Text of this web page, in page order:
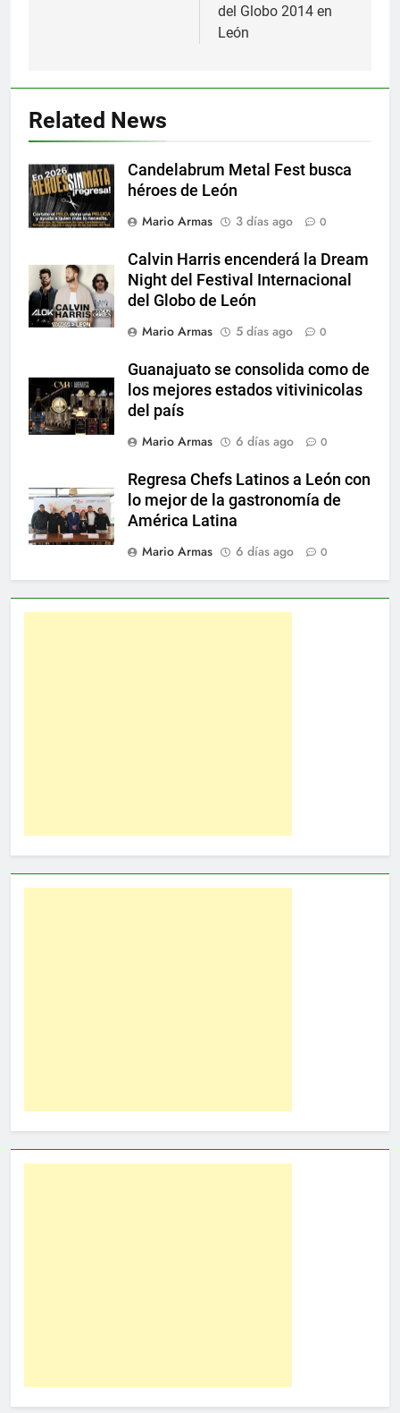
del Globo 2014 en
León
Related News
Candelabrum Metal Fest busca
héroes de León
Mario Armas
3 días ago 0
Calvin Harris encenderá la Dream
Night del Festival Internacional
del Globo de León
Mario Armas
5 días ago 0
Guanajuato se consolida como de
los mejores estados vitivinicolas
del país
Mario Armas
6 días ago 0
Regresa Chefs Latinos a León con
lo mejor de la gastronomía de
América Latina
Mario Armas
6 días ago 0